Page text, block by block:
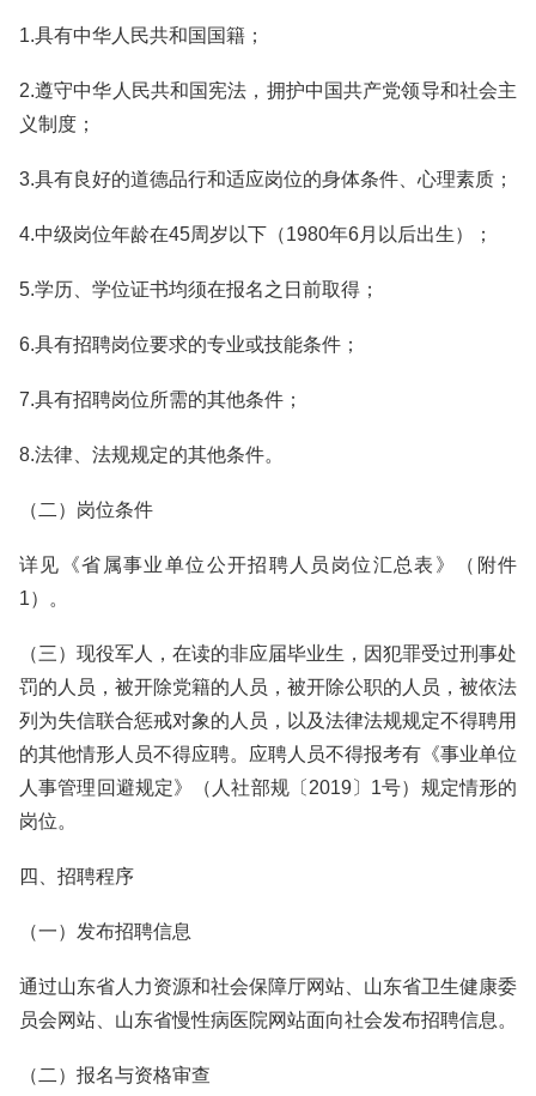
1.具有中华人民共和国国籍；
2.遵守中华人民共和国宪法，拥护中国共产党领导和社会主
义制度；
3.具有良好的道德品行和适应岗位的身体条件、心理素质；
4.中级岗位年龄在45周岁以下（1980年6月以后出生）；
5.学历、学位证书均须在报名之日前取得；
6.具有招聘岗位要求的专业或技能条件；
7.具有招聘岗位所需的其他条件；
8.法律、法规规定的其他条件。
（二）岗位条件
详见《省属事业单位公开招聘人员岗位汇总表》（附件
1）。
（三）现役军人，在读的非应届毕业生，因犯罪受过刑事处
罚的人员，被开除党籍的人员，被开除公职的人员，被依法
列为失信联合惩戒对象的人员，以及法律法规规定不得聘用
的其他情形人员不得应聘。应聘人员不得报考有《事业单位
人事管理回避规定》（人社部规〔2019〕1号）规定情形的
岗位。
四、招聘程序
（一）发布招聘信息
通过山东省人力资源和社会保障厅网站、山东省卫生健康委
员会网站、山东省慢性病医院网站面向社会发布招聘信息。
（二）报名与资格审查